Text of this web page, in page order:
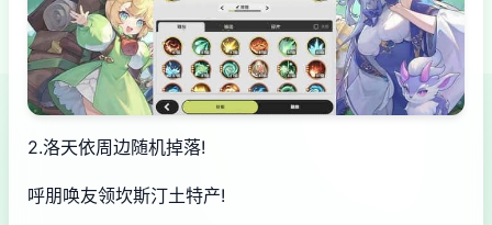
2.洛天依周边随机掉落!
呼朋唤友领坎斯汀土特产!